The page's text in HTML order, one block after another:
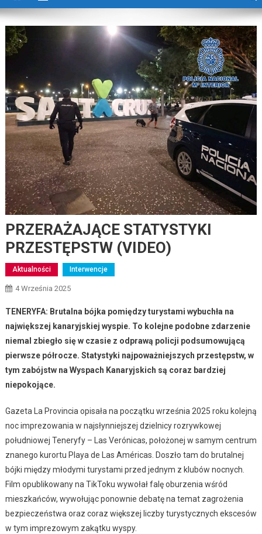
PRZERAŻAJĄCE STATYSTYKI
PRZESTĘPSTW (VIDEO)
Aktualności Interwencje
4 Września 2025
TENERYFA: Brutalna bójka pomiędzy turystami wybuchła na
największej kanaryjskiej wyspie. To kolejne podobne zdarzenie
niemal zbiegło się w czasie z odprawą policji podsumowującą
pierwsze półrocze. Statystyki najpoważniejszych przestępstw, w
tym zabójstw na Wyspach Kanaryjskich są coraz bardziej
niepokojące.
Gazeta La Provincia opisała na początku września 2025 roku kolejną
noc imprezowania w najsłynniejszej dzielnicy rozrywkowej
południowej Teneryfy – Las Verónicas, położonej w samym centrum
znanego kurortu Playa de Las Américas. Doszło tam do brutalnej
bójki między młodymi turystami przed jednym z klubów nocnych.
Film opublikowany na TikToku wywołał falę oburzenia wśród
mieszkańców, wywołując ponownie debatę na temat zagrożenia
bezpieczeństwa oraz coraz większej liczby turystycznych ekscesów
w tym imprezowym zakątku wyspy.